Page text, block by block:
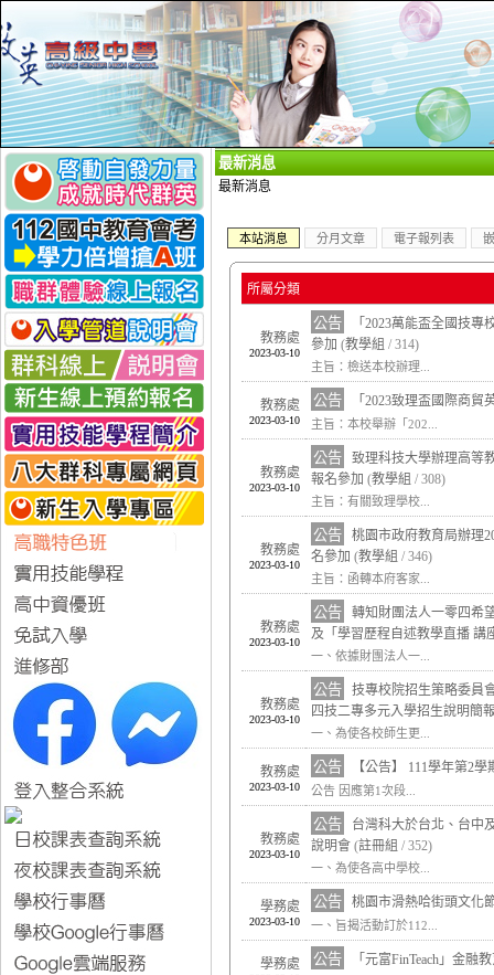
最新消息
最新消息
本站消息 分月文章 電子報列表
所屬分類
教務處
2023-03-10
公告
「2023萬能盃全國技
參加 (教學組 / 314)
主旨：檢送本校辦理...
教務處
2023-03-10
公告 「2023致理盃國際商
主旨：本校舉辦「202...
教務處
2023-03-10
公告
致理科技大學辦理高等
報名參加 (教學組 / 308)
主旨：有關致理學校...
教務處
2023-03-10
公告
桃園市政府教育局辦理
名參加 (教學組 / 346)
主旨：函轉本府客家...
教務處
2023-03-10
公告
轉知財團法人一零四希
及「學習歷程自述教學直播 講
一、依據財團法人一...
教務處
2023-03-10
公告
技專校院招生策略委員
四技二專多元入學招生說明簡
一、為使各校師生更...
教務處
2023-03-10
公告 【公告】 111學年第2
公告 因應第1次段...
教務處
2023-03-10
公告
台灣科大於台北、台中
說明會 (註冊組 / 352)
一、為使各高中學校...
學務處
2023-03-10
公告 桃園市滑熱哈街頭文化
一、旨揭活動訂於112...
學務處 公告 「元富FinTeach」金融